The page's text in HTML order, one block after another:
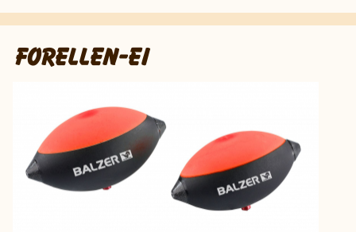
FORELLEN-EI